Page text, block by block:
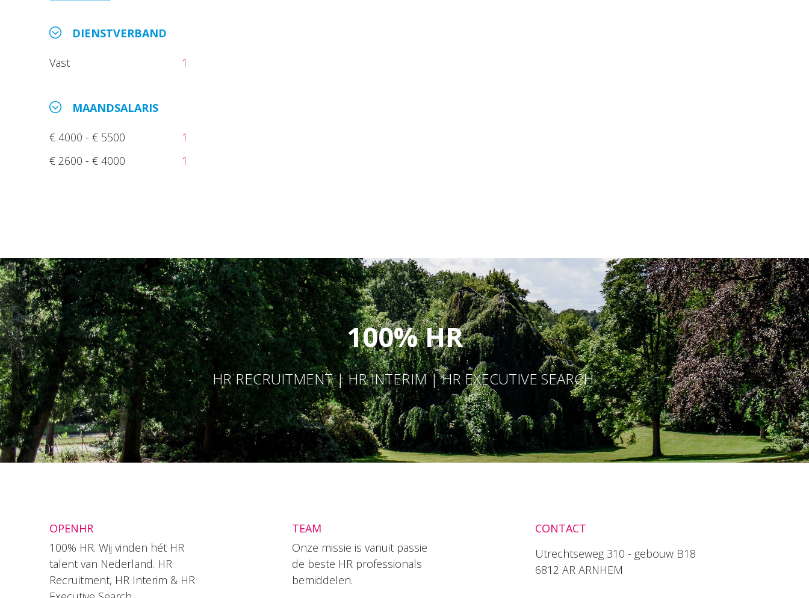
DIENSTVERBAND
Vast 1
MAANDSALARIS
€ 4000 - € 5500
1
€ 2600 - € 4000
1
100% HR
HR RECRUITMENT | HR INTERIM | HR EXECUTIVE SEARCH
OPENHR
100% HR. Wij vinden hét HR
talent van Nederland. HR
Recruitment, HR Interim & HR
TEAM
Onze missie is vanuit passie
de beste HR professionals
bemiddelen.
CONTACT
Utrechtseweg 310 - gebouw B18
6812 AR ARNHEM